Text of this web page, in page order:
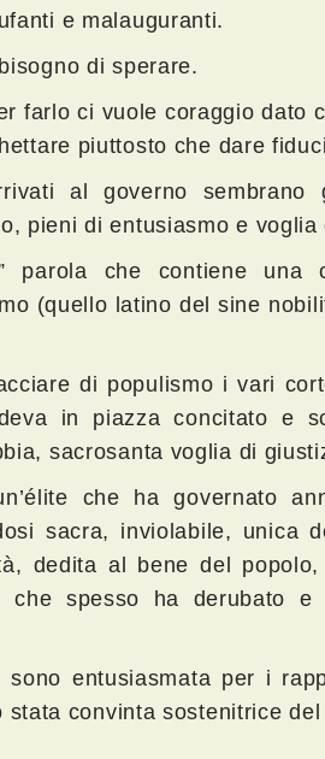
e malauguranti.
di sperare.
farlo ci vuole coraggio dato
piuttosto che dare
al governo sembrano
pieni di entusiasmo e voglia
parola che contiene una
(quello latino del sine
di populismo i vari
in piazza concitato e
sacrosanta voglia di
che ha governato
sacra, inviolabile, unica
dedita al bene del
spesso ha derubato e
entusiasmata per i
stata convinta sostenitrice